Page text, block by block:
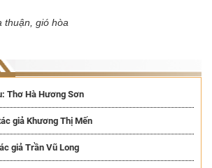
thuận, gió hòa
Thơ Hà Hương Sơn
giả Khương Thị Mến
giả Trần Vũ Long